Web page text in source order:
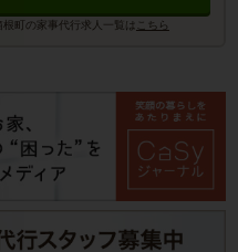
根町の家事代行求人一覧は こちら